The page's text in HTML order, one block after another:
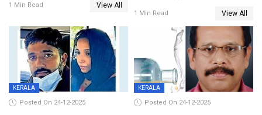
1 Min Read View All
ഗർഭിണിയായ യുവതിക്ക് ക്രൂര
1 Min Read View All
KERALA
Posted On 24-12-2025
KERALA
Posted On 24-12-2025